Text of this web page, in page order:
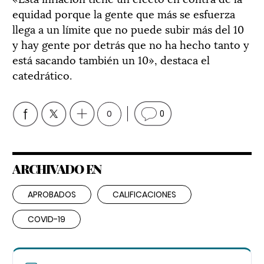
equidad porque la gente que más se esfuerza
llega a un límite que no puede subir más del 10
y hay gente por detrás que no ha hecho tanto y
está sacando también un 10», destaca el
catedrático.
0 0
ARCHIVADO EN
APROBADOS CALIFICACIONES
COVID-19